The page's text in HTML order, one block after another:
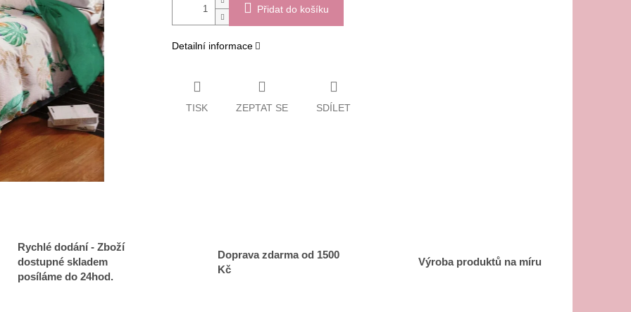
Přidat do košíku
Detailní informace
TISK ZEPTAT SE SDÍLET
Rychlé dodání - Zboží
dostupné skladem
posíláme do 24hod.
Doprava zdarma od 1500
Kč
Výroba produktů na míru